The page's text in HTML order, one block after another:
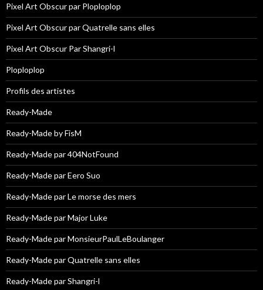
Pixel Art Obscur par Ploploplop
Pixel Art Obscur par Quatrelle sans elles
Pixel Art Obscur Par Shangri-l
Ploploplop
Profils des artistes
Ready-Made
Ready-Made by FisM
Ready-Made par 404NotFound
Ready-Made par Eero Suo
Ready-Made par Le morse des mers
Ready-Made par Major Luke
Ready-Made par MonsieurPaulLeBoulanger
Ready-Made par Quatrelle sans elles
Ready-Made par Shangri-l